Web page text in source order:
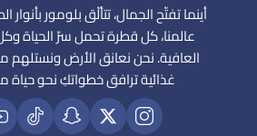
أينما تفتّح الجمال، تتألّق بلومور
عالمنا، كل قطرة تحمل سرّ الحياة
العافية. نحن نعانق الأرض
غذائية ترافق خطواتكِ نحو